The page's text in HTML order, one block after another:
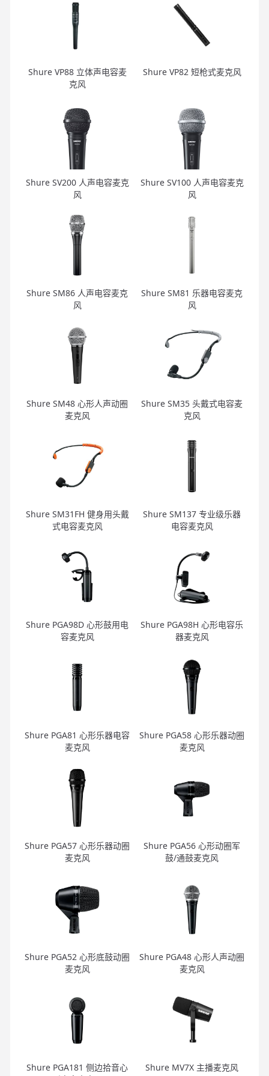
Shure VP88 立体声电容麦
克风
Shure VP82 短枪式麦克风
Shure SV200 人声电容麦克
风
Shure SV100 人声电容麦克
风
Shure SM86 人声电容麦克
风
Shure SM81 乐器电容麦克
风
Shure SM48 心形人声动圈
麦克风
Shure SM35 头戴式电容麦
克风
Shure SM31FH 健身用头戴
式电容麦克风
Shure SM137 专业级乐器
电容麦克风
Shure PGA98D 心形鼓用电
容麦克风
Shure PGA98H 心形电容乐
器麦克风
Shure PGA81 心形乐器电容
麦克风
Shure PGA58 心形乐器动圈
麦克风
Shure PGA57 心形乐器动圈
麦克风
Shure PGA56 心形动圈军
鼓/通鼓麦克风
Shure PGA52 心形底鼓动圈
麦克风
Shure PGA48 心形人声动圈
麦克风
Shure PGA181 侧边拾音心
Shure MV7X 主播麦克风